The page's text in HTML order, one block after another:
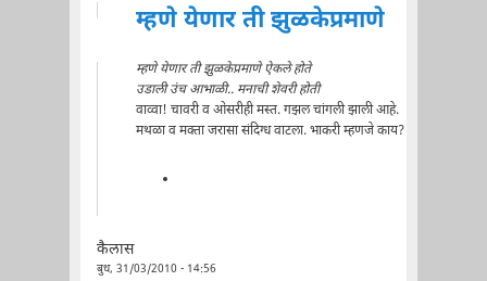
म्हणे येणार ती झुळकेप्रमाणे
म्हणे येणार ती झुळकेप्रमाणे ऐकले होते
उडाली उंच आभाळी.. मनाची शेवरी होती
वाव्वा! चावरी व ओसरीही मस्त. गझल चांगली झाली आहे.
मथळा व मक्ता जरासा संदिग्ध वाटला. भाकरी म्हणजे काय?
कैलास
बुध, 31/03/2010 - 14:56